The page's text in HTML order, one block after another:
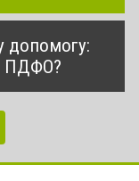
допомогу:
ПДФО?